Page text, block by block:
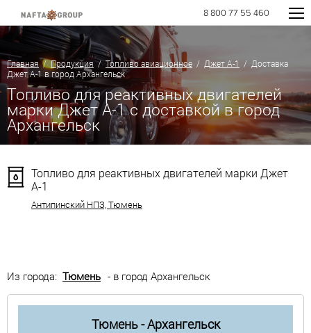
8 800 77 55 460
Главная/Продукция/Топливо авиационное / Джет А-1
/ Доставка
Джет А-1 в город Архангельск
Топливо для реактивных двигателей
марки Джет А-1 с доставкой в город
Архангельск
Топливо для реактивных двигателей марки Джет
А-1
Антипинский НПЗ, Тюмень
Из города: Тюмень - в город Архангельск
Тюмень - Архангельск